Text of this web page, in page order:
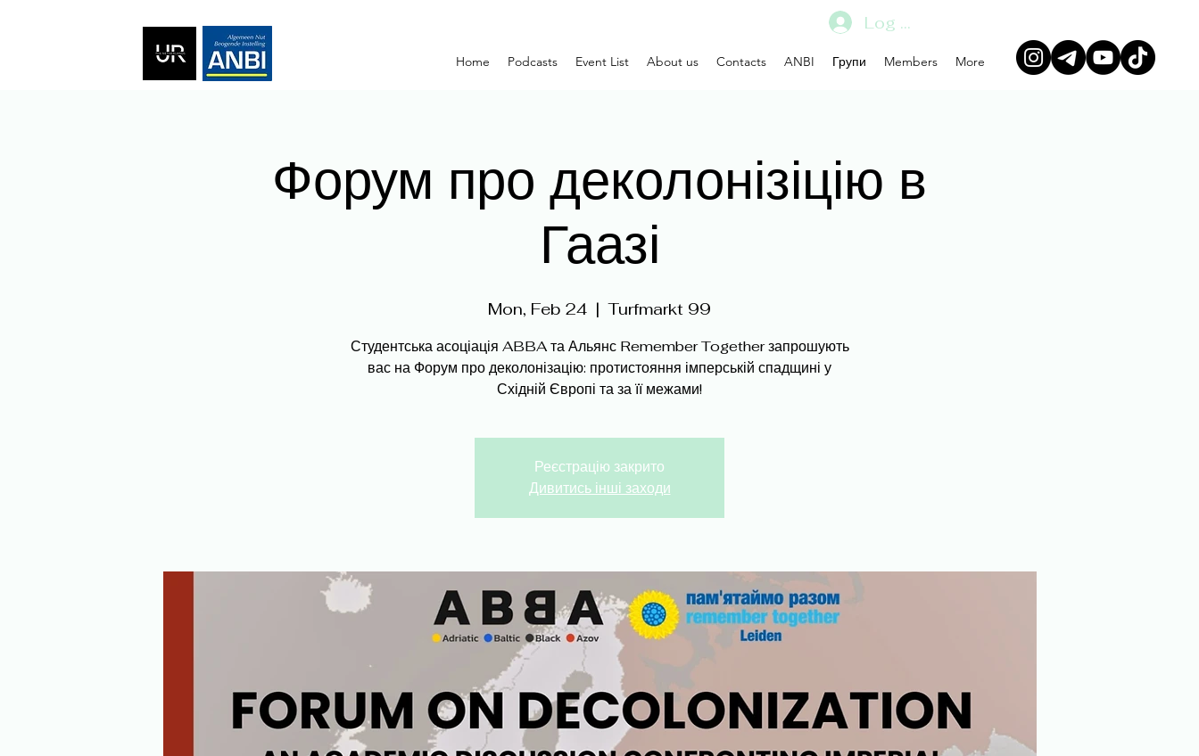
Home Podcasts Event List About us Contacts ANBI Групи Members More
Log In
Форум про деколонізіцію в
Гаазі
Mon, Feb 24
  |
Turfmarkt 99
Студентська асоціація ABBA та Альянс Remember Together запрошують
вас на Форум про деколонізацію: протистояння імперській спадщині у
Реєстрацію закрито
Дивитись інші заходи